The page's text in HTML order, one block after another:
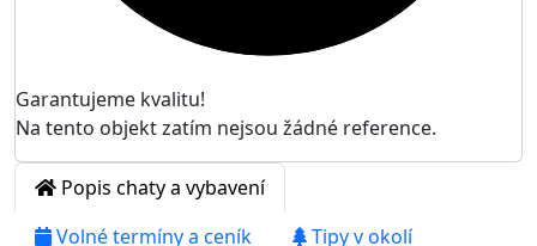
Garantujeme kvalitu!
Na tento objekt zatím nejsou žádné reference.
Popis chaty a vybavení
Volné termíny a ceník
Tipy v okolí